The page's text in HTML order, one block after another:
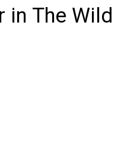
in The Wild